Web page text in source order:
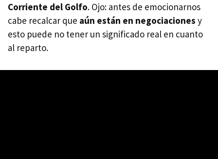
Corriente del Golfo. Ojo: antes de emocionarnos
cabe recalcar que aún están en negociaciones y
esto puede no tener un significado real en cuanto
al reparto.